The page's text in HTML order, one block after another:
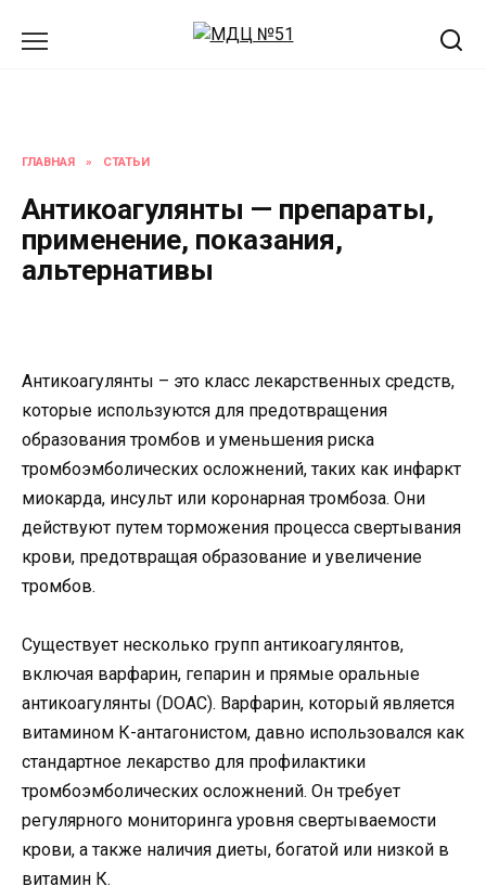
ГЛАВНАЯ » СТАТЬИ
Антикоагулянты — препараты,
применение, показания,
альтернативы
Антикоагулянты – это класс лекарственных средств,
которые используются для предотвращения
образования тромбов и уменьшения риска
тромбоэмболических осложнений, таких как инфаркт
миокарда, инсульт или коронарная тромбоза. Они
действуют путем торможения процесса свертывания
крови, предотвращая образование и увеличение
тромбов.
Существует несколько групп антикоагулянтов,
включая варфарин, гепарин и прямые оральные
антикоагулянты (DOAC). Варфарин, который является
витамином К-антагонистом, давно использовался как
стандартное лекарство для профилактики
тромбоэмболических осложнений. Он требует
регулярного мониторинга уровня свертываемости
крови, а также наличия диеты, богатой или низкой в
витамин К.